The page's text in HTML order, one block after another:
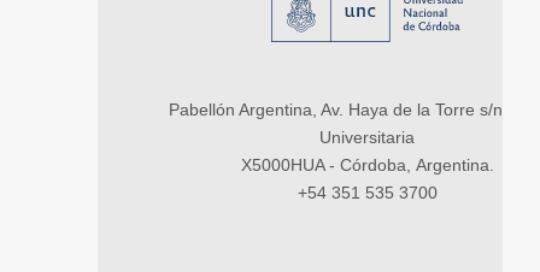
Pabellón Argentina, Av. Haya de la Torre s/n,
Universitaria
X5000HUA - Córdoba, Argentina.
+54 351 535 3700